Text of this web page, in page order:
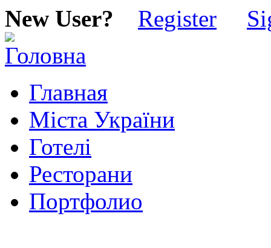
New User? Register
Главная
Міста України
Готелі
Ресторани
Портфолио